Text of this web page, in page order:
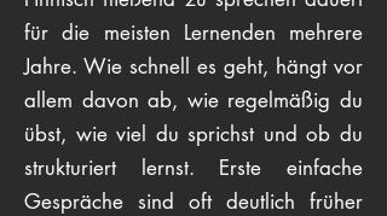
für die meisten Lernenden mehrere
Jahre. Wie schnell es geht, hängt vor
allem davon ab, wie regelmäßig du
übst, wie viel du sprichst und ob du
strukturiert lernst. Erste einfache
Gespräche sind oft deutlich früher